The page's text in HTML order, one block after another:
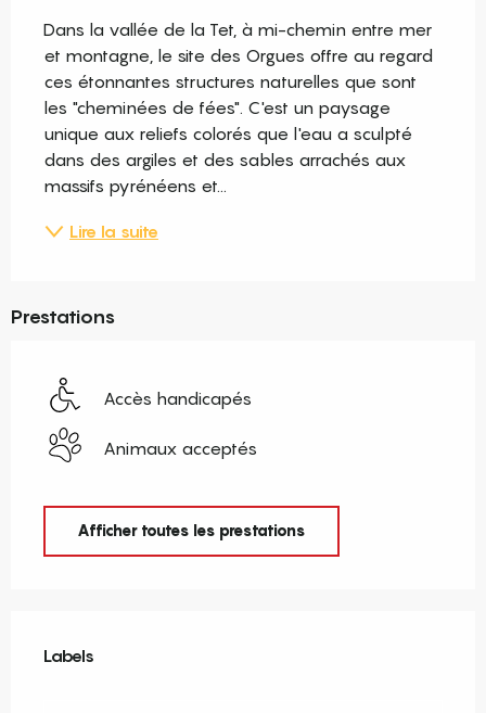
Dans la vallée de la Tet, à mi-chemin entre mer
et montagne, le site des Orgues offre au regard
ces étonnantes structures naturelles que sont
les "cheminées de fées". C'est un paysage
unique aux reliefs colorés que l'eau a sculpté
dans des argiles et des sables arrachés aux
massifs pyrénéens et...
Lire la suite
Prestations
Accès handicapés
Animaux acceptés
Afficher toutes les prestations
Labels
Labels